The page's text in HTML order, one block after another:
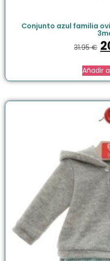
Conjunto azul familia
31.95€
Añadir